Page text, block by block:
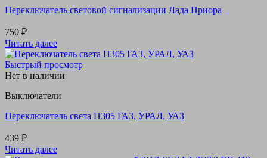
Переключатель световой сигнализации Лада Приора
750 ₽
Читать далее
Быстрый просмотр
Нет в наличии
Выключатели
Переключатель света П305 ГАЗ, УРАЛ, УАЗ
439 ₽
Читать далее